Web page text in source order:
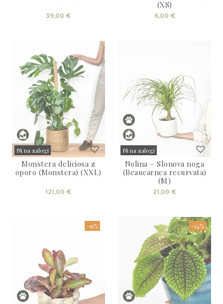
39,00 €
(XS)
6,00 €
Ni na zalogi
Sold
Monstera deliciosa z
oporo (Monstera) (XXL)
121,00 €
Ni na zalogi
Sold
Nolina – Slonova noga
(Beaucarnea recurvata)
(M)
21,00 €
-15% -14%